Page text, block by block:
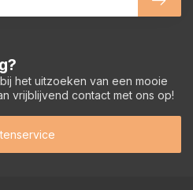
het uitzoeken van een mooie
vrijblijvend contact met ons op!